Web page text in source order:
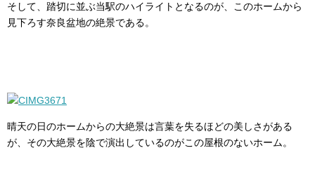
そして、踏切に並ぶ当駅のハイライトとなるのが、このホームから
見下ろす奈良盆地の絶景である。
晴天の日のホームからの大絶景は言葉を失るほどの美しさがある
が、その大絶景を陰で演出しているのがこの屋根のないホーム。